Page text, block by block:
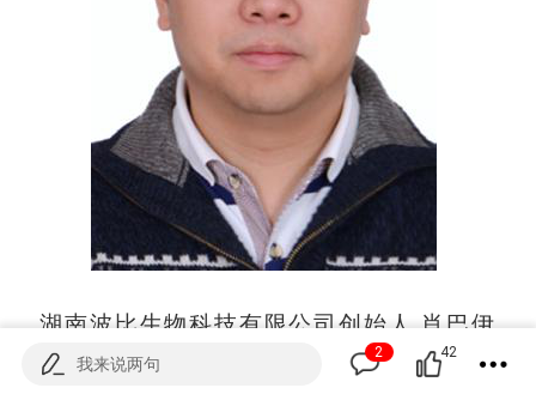
湖南波比生物科技有限公司创始人 肖巴伊
由于父母均为医生，走上医学的道路成了肖巴
我来说两句
2 42